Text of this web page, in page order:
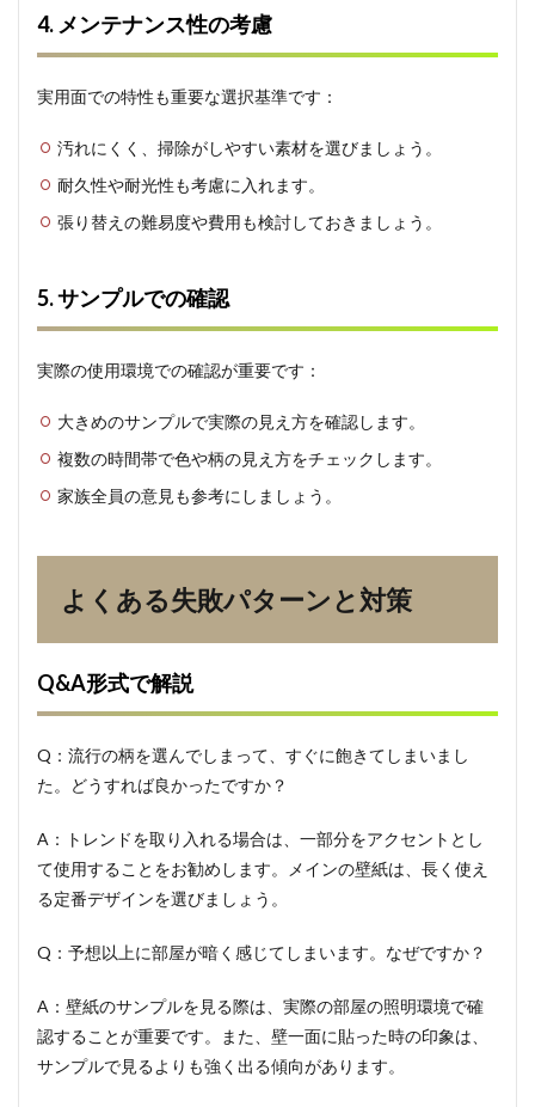
4. メンテナンス性の考慮
実用面での特性も重要な選択基準です：
汚れにくく、掃除がしやすい素材を選びましょう。
耐久性や耐光性も考慮に入れます。
張り替えの難易度や費用も検討しておきましょう。
5. サンプルでの確認
実際の使用環境での確認が重要です：
大きめのサンプルで実際の見え方を確認します。
複数の時間帯で色や柄の見え方をチェックします。
家族全員の意見も参考にしましょう。
よくある失敗パターンと対策
Q&A形式で解説
Q：流行の柄を選んでしまって、すぐに飽きてしまいまし
た。どうすれば良かったですか？
A：トレンドを取り入れる場合は、一部分をアクセントとし
て使用することをお勧めします。メインの壁紙は、長く使え
る定番デザインを選びましょう。
Q：予想以上に部屋が暗く感じてしまいます。なぜですか？
A：壁紙のサンプルを見る際は、実際の部屋の照明環境で確
認することが重要です。また、壁一面に貼った時の印象は、
サンプルで見るよりも強く出る傾向があります。